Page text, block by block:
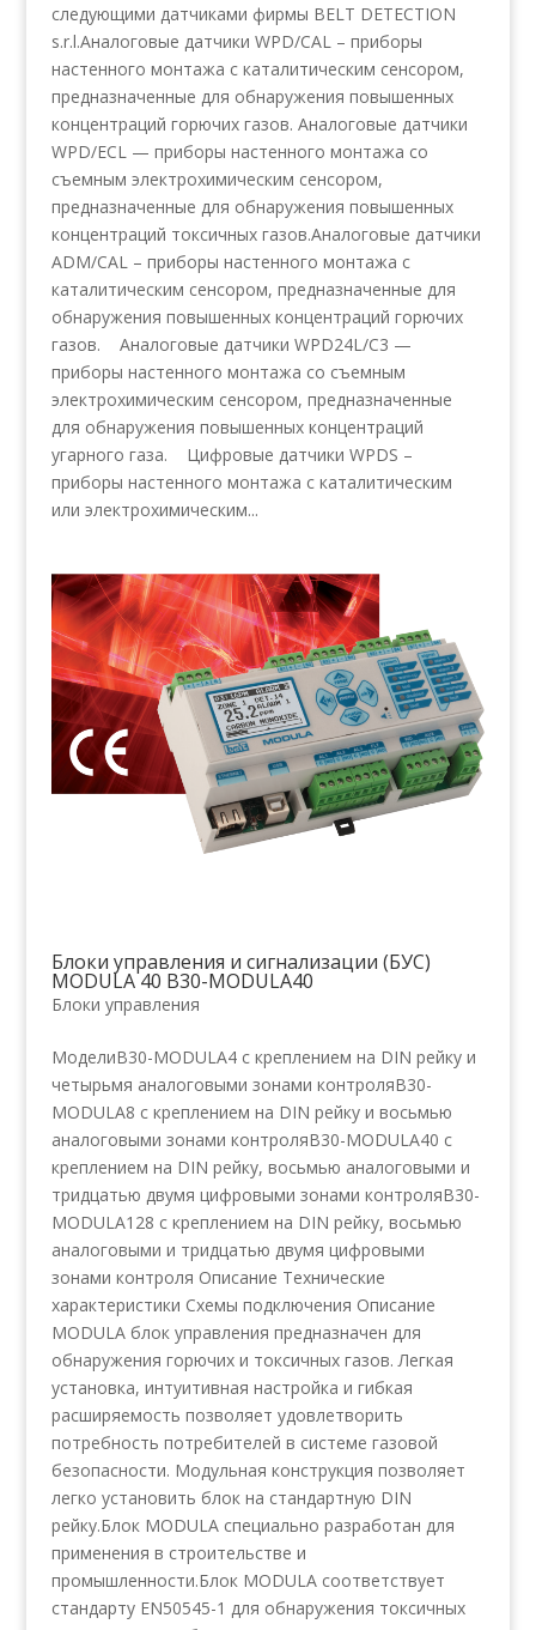
следующими датчиками фирмы BELT DETECTION
s.r.l.Аналоговые датчики WPD/CAL – приборы
настенного монтажа с каталитическим сенсором,
предназначенные для обнаружения повышенных
концентраций горючих газов. Аналоговые датчики
WPD/ECL — приборы настенного монтажа со
съемным электрохимическим сенсором,
предназначенные для обнаружения повышенных
концентраций токсичных газов.Аналоговые датчики
ADM/CAL – приборы настенного монтажа с
каталитическим сенсором, предназначенные для
обнаружения повышенных концентраций горючих
газов. Аналоговые датчики WPD24L/C3 —
приборы настенного монтажа со съемным
электрохимическим сенсором, предназначенные
для обнаружения повышенных концентраций
угарного газа. Цифровые датчики WPDS –
приборы настенного монтажа с каталитическим
или электрохимическим...
Блоки управления и сигнализации (БУС)
MODULA 40 B30-MODULA40
Блоки управления
МоделиB30-MODULA4 с креплением на DIN рейку и
четырьмя аналоговыми зонами контроляB30-
MODULA8 с креплением на DIN рейку и восьмью
аналоговыми зонами контроляB30-MODULA40 с
креплением на DIN рейку, восьмью аналоговыми и
тридцатью двумя цифровыми зонами контроляB30-
MODULA128 с креплением на DIN рейку, восьмью
аналоговыми и тридцатью двумя цифровыми
зонами контроля Описание Технические
характеристики Схемы подключения Описание
MODULA блок управления предназначен для
обнаружения горючих и токсичных газов. Легкая
установка, интуитивная настройка и гибкая
расширяемость позволяет удовлетворить
потребность потребителей в системе газовой
безопасности. Модульная конструкция позволяет
легко установить блок на стандартную DIN
рейку.Блок MODULA cпециально разработан для
применения в строительстве и
промышленности.Блок MODULA соответствует
стандарту EN50545-1 для обнаружения токсичных